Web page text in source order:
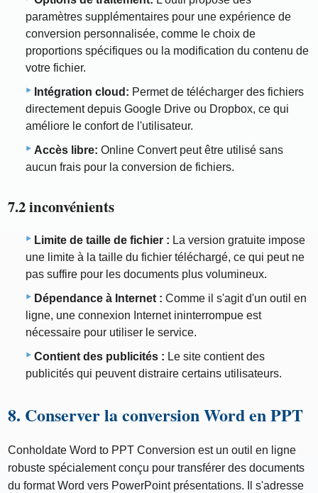
paramètres supplémentaires pour une expérience de
conversion personnalisée, comme le choix de
proportions spécifiques ou la modification du contenu de
votre fichier.
Intégration cloud: Permet de télécharger des fichiers
directement depuis Google Drive ou Dropbox, ce qui
améliore le confort de l'utilisateur.
Accès libre: Online Convert peut être utilisé sans
aucun frais pour la conversion de fichiers.
7.2 inconvénients
Limite de taille de fichier : La version gratuite impose
une limite à la taille du fichier téléchargé, ce qui peut ne
pas suffire pour les documents plus volumineux.
Dépendance à Internet : Comme il s'agit d'un outil en
ligne, une connexion Internet ininterrompue est
nécessaire pour utiliser le service.
Contient des publicités : Le site contient des
publicités qui peuvent distraire certains utilisateurs.
8. Conserver la conversion Word en PPT
Conholdate Word to PPT Conversion est un outil en ligne
robuste spécialement conçu pour transférer des documents
du format Word vers PowerPoint présentations. Il s'adresse